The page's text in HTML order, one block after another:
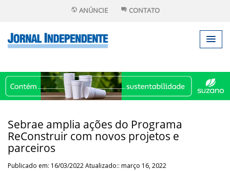
ANÚNCIE CONTATO
Sebrae amplia ações do Programa
ReConstruir com novos projetos e
parceiros
Publicado em: 16/03/2022 Atualizado:: março 16, 2022